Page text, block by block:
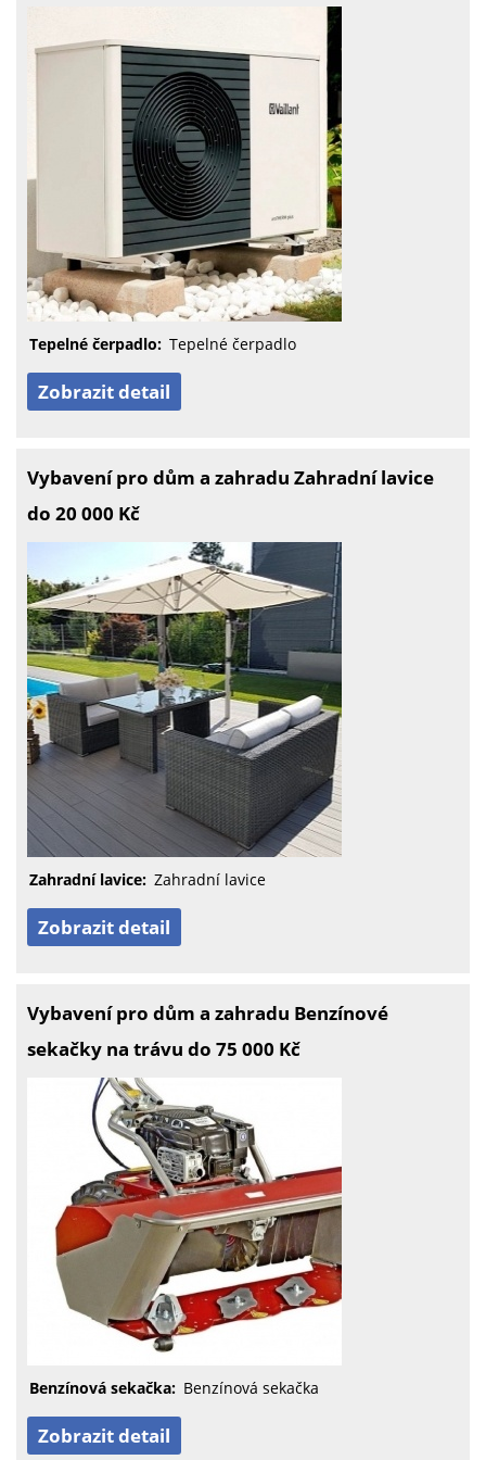
Tepelné čerpadlo: Tepelné čerpadlo
Zobrazit detail
Vybavení pro dům a zahradu Zahradní lavice
do 20 000 Kč
Zahradní lavice: Zahradní lavice
Zobrazit detail
Vybavení pro dům a zahradu Benzínové
sekačky na trávu do 75 000 Kč
Benzínová sekačka: Benzínová sekačka
Zobrazit detail